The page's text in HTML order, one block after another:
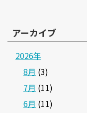
アーカイブ
2026年
8月 (3)
7月 (11)
6月 (11)